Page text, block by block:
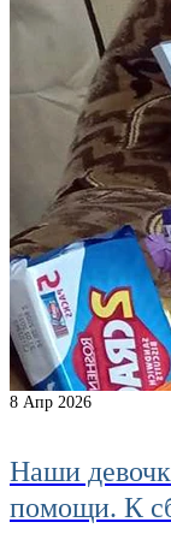
8 Апр 2026
Наши
помощи. К